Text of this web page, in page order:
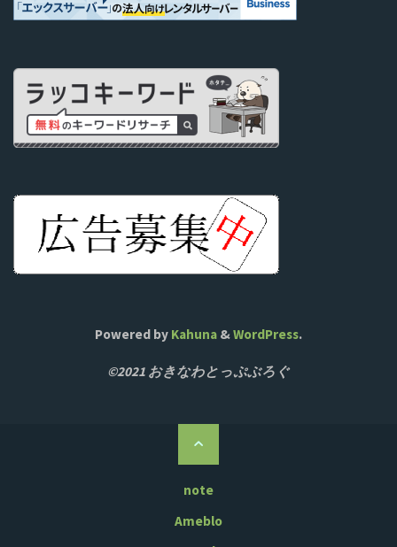
Powered by Kahuna &WordPress.
©2021 おきなわとっぷぶろぐ
note
Ameblo
ト
ッ
プ